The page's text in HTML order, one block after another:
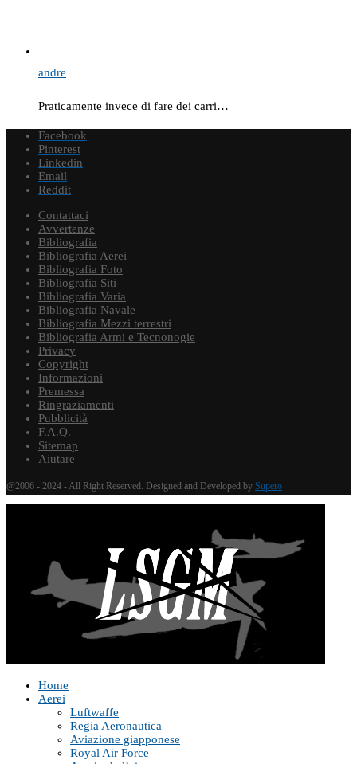
andre
Praticamente invece di fare dei carri…
Facebook
Pinterest
Linkedin
Email
Reddit
Contattaci
Avvertenze
Bibliografia
Bibliografia Aerei
Bibliografia Foto
Bibliografia Siti
Bibliografia Varia
Bibliografia Navale
Bibliografia Mezzi terrestri
Bibliografia Armi e Tecnonogie
Privacy
Copyright
Informazioni
Premessa
Ringraziamenti
Pubblicità
F.A.Q.
Sitemap
Aiutare
@2006 - 2024 - All Right Reserved. Designed and Developed by Supero
Home
Aerei
Luftwaffe
Regia Aeronautica
Aviazione giapponese
Royal Air Force